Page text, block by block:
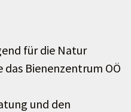
für die Natur
Bienenzentrum OÖ
und den